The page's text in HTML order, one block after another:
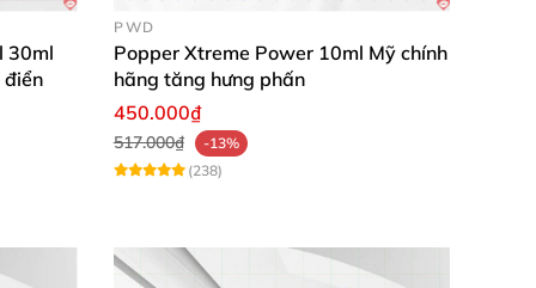
. Khiến bạn cảm giác như bản thân vừa
30ml
điển
PWD
Popper Xtreme Power 10ml Mỹ chính
hãng tăng hưng phấn
450.000₫
517.000₫
-13%
(238)